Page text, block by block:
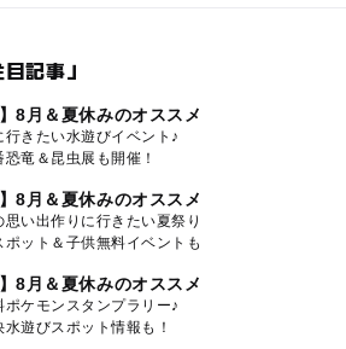
記事」
】8月＆夏休みのオススメ
行きたい水遊びイベント♪
恐竜＆昆虫展も開催！
】8月＆夏休みのオススメ
思い出作りに行きたい夏祭り
ポット＆子供無料イベントも
】8月＆夏休みのオススメ
ポケモンスタンプラリー♪
水遊びスポット情報も！